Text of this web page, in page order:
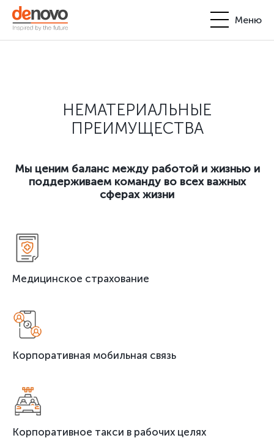
Меню
Партнерство
Контакты
+380-44-200-93-39
request@denovo.ua
НЕМАТЕРИАЛЬНЫЕ
ПРЕИМУЩЕСТВА
Мы ценим баланс между работой и жизнью и
поддерживаем команду во всех важных
сферах жизни
Медицинское страхование
Корпоративная мобильная связь
Корпоративное такси в рабочих целях